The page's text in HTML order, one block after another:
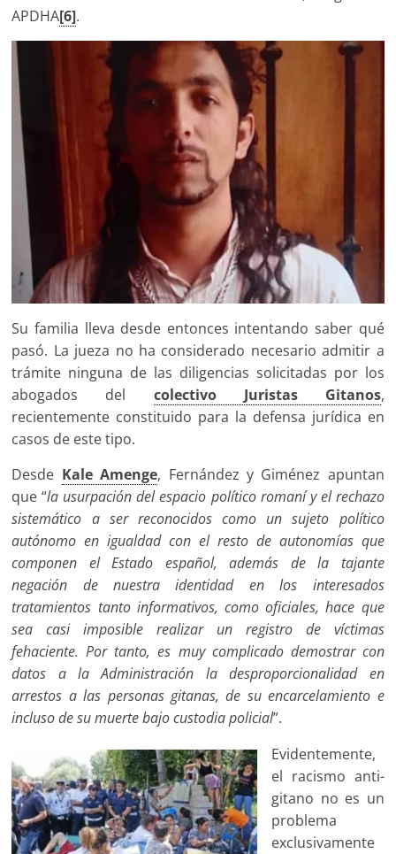
APDHA[6].
Su familia lleva desde entonces intentando saber qué
pasó. La jueza no ha considerado necesario admitir a
trámite ninguna de las diligencias solicitadas por los
abogados del colectivo Juristas Gitanos,
recientemente constituido para la defensa jurídica en
casos de este tipo.
Desde Kale Amenge, Fernández y Giménez apuntan
que “la usurpación del espacio político romaní y el rechazo
sistemático a ser reconocidos como un sujeto político
autónomo en igualdad con el resto de autonomías que
componen el Estado español, además de la tajante
negación de nuestra identidad en los interesados
tratamientos tanto informativos, como oficiales, hace que
sea casi imposible realizar un registro de víctimas
fehaciente. Por tanto, es muy complicado demostrar con
datos a la Administración la desproporcionalidad en
arrestos a las personas gitanas, de su encarcelamiento e
incluso de su muerte bajo custodia policial”.
Evidentemente,
el racismo anti-
gitano no es un
problema
exclusivamente